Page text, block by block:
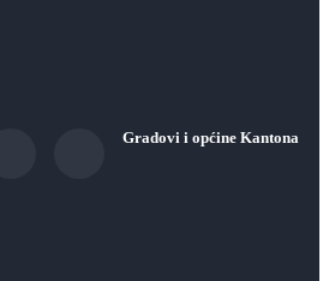
Gradovi i općine Kantona